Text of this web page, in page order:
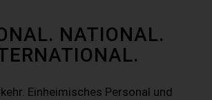
NATIONAL.
Einheimisches Personal und